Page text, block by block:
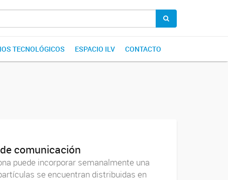
TECNOLÓGICOS ESPACIO ILV CONTACTO
comunicación
puede incorporar semanalmente una
se encuentran distribuidas en